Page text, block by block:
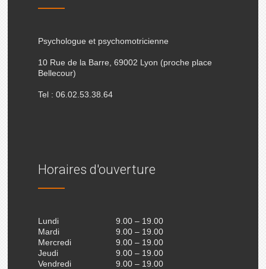
Psychologue et psychomotricienne
10 Rue de la Barre, 69002 Lyon (proche place
Bellecour)
Tel : 06.02.53.38.64
Horaires d'ouverture
Lundi
9.00 – 19.00
Mardi
9.00 – 19.00
Mercredi
9.00 – 19.00
Jeudi
9.00 – 19.00
Vendredi
9.00 – 19.00